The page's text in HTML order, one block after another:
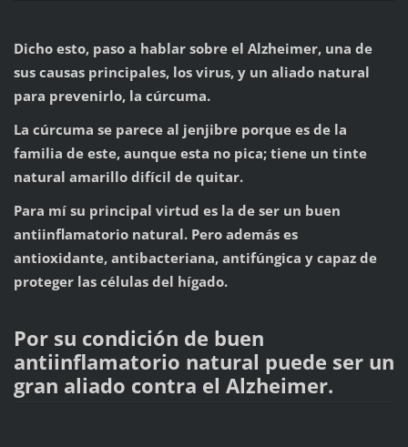
Dicho esto, paso a hablar sobre el Alzheimer, una de
sus causas principales, los virus, y un aliado natural
para prevenirlo, la cúrcuma.
La cúrcuma se parece al jenjibre porque es de la
familia de este, aunque esta no pica; tiene un tinte
natural amarillo difícil de quitar.
Para mí su principal virtud es la de ser un buen
antiinflamatorio natural. Pero además es
antioxidante, antibacteriana, antifúngica y capaz de
proteger las células del hígado.
Por su condición de buen
antiinflamatorio natural puede ser un
gran aliado contra el Alzheimer.